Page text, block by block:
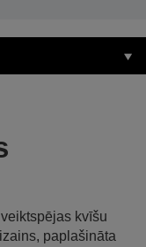
kvīšu
paplašināta